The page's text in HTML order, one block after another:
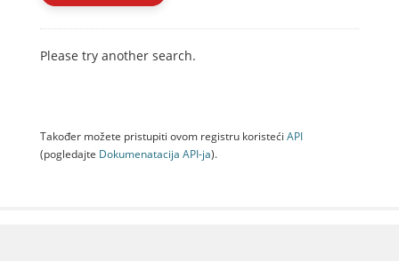
Please try another search.
Također možete pristupiti ovom registru koristeći API
(pogledajte Dokumenаtаcijа API-jа).